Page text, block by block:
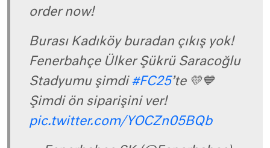
order now!
Burası Kadıköy buradan çıkış yok!
Fenerbahçe Ülker Şükrü Saracoğlu
Stadyumu şimdi #FC25’te 💛💙
Şimdi ön siparişini ver!
pic.twitter.com/YOCZn05BQb